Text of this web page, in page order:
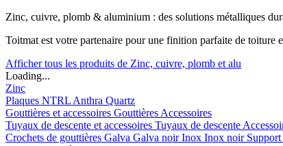
Zinc, cuivre, plomb & aluminium : des solutions métalliques
Toitmat est votre partenaire pour une finition parfaite de toiture
Afficher tous les produits de Zinc, cuivre, plomb et alu
Loading...
Zinc
Plaques NTRL Anthra Quartz
Gouttières et accessoires Gouttières Accessoires
Tuyaux de descente et accessoires Tuyaux de descente
Crochets de gouttières Galva Galva noirInox Inox noir